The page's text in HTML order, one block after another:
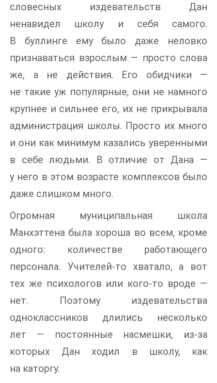
словесных издевательств Дан
ненавидел школу и себя самого.
В буллинге ему было даже неловко
признаваться взрослым — просто слова
же, а не действия. Его обидчики —
не такие уж популярные, они не намного
крупнее и сильнее его, их не прикрывала
администрация школы. Просто их много
и они как минимум казались уверенными
в себе людьми. В отличие от Дана —
у него в этом возрасте комплексов было
даже слишком много.
Огромная муниципальная школа
Манхэттена была хороша во всем, кроме
одного: количестве работающего
персонала. Учителей-то хватало, а вот
тех же психологов или кого-то вроде —
нет. Поэтому издевательства
одноклассников длились несколько
лет — постоянные насмешки, из-за
которых Дан ходил в школу, как
на каторгу.